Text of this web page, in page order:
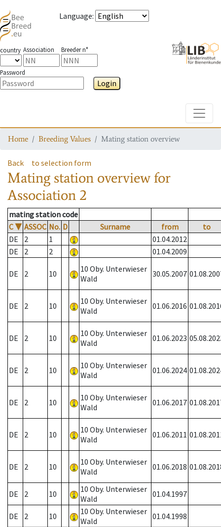
Language:
country Association Breeder n°
Password
Login
Home Breeding Values Mating station overview
Back to selection form
Mating station overviewfor
Association 2
mating station code
C ▼ ASSOC No. D Surname from
to
DE
2 1
01.04.2012
DE
2 2 01.04.2009
DE 2 10
10 Oby. Unterwieser
Wald
30.05.2007
DE 2 10
10 Oby. Unterwieser
Wald
01.06.2016
DE 2 10
10 Oby. Unterwieser
Wald
01.06.2023
DE 2 10
10 Oby. Unterwieser
Wald
01.06.2024
DE 2 10
10 Oby. Unterwieser
Wald
01.06.2017
DE 2 10
10 Oby. Unterwieser
Wald
01.06.2011
DE 2 10
10 Oby. Unterwieser
Wald
01.06.2018
DE 2 10
10 Oby. Unterwieser
Wald
01.04.1997
DE 2 10
10 Oby. Unterwieser
Wald
01.04.1998